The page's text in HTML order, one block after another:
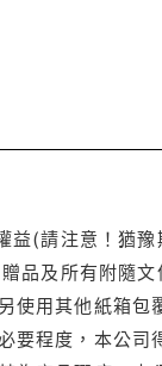
(請注意！猶
品及所有附隨文
用其他紙箱
要程度，本公